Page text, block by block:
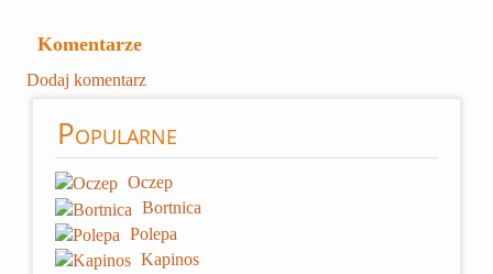
Komentarze
Dodaj komentarz
Popularne
Oczep
Bortnica
Polepa
Kapinos